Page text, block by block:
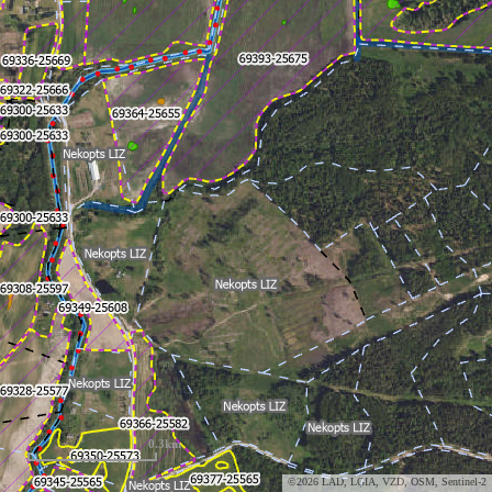
0.3km
©2026 LAD, LĢIA, VZD, OSM, Sentinel-2